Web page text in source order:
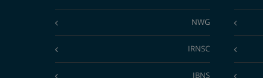
NWG
IRNSC
IBNS